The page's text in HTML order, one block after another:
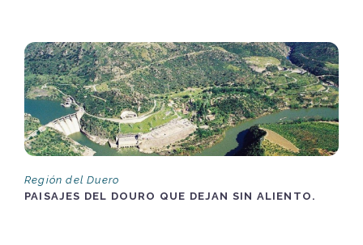
Región del Duero
PAISAJES DEL DOURO QUE DEJAN SIN ALIENTO.